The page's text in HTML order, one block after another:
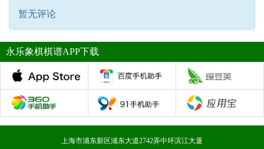
暂无评论
永乐象棋棋谱APP下载
上海市浦东新区浦东大道2742弄中环滨江大厦